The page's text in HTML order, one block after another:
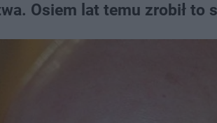
Osiem lat temu zrobił to